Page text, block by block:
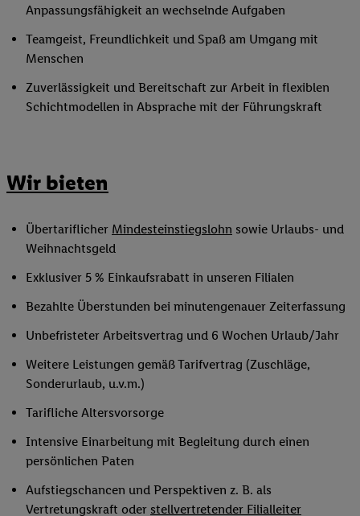
Anpassungsfähigkeit an wechselnde Aufgaben
Teamgeist, Freundlichkeit und Spaß am Umgang mit
Menschen
Zuverlässigkeit und Bereitschaft zur Arbeit in flexiblen
Schichtmodellen in Absprache mit der Führungskraft
Wir bieten
Übertariflicher Mindesteinstiegslohn sowie Urlaubs- und
Weihnachtsgeld
Exklusiver 5 % Einkaufsrabatt in unseren Filialen
Bezahlte Überstunden bei minutengenauer Zeiterfassung
Unbefristeter Arbeitsvertrag und 6 Wochen Urlaub/Jahr
Weitere Leistungen gemäß Tarifvertrag (Zuschläge,
Sonderurlaub, u.v.m.)
Tarifliche Altersvorsorge
Intensive Einarbeitung mit Begleitung durch einen
persönlichen Paten
Aufstiegschancen und Perspektiven z. B. als
Vertretungskraft oder stellvertretender Filialleiter